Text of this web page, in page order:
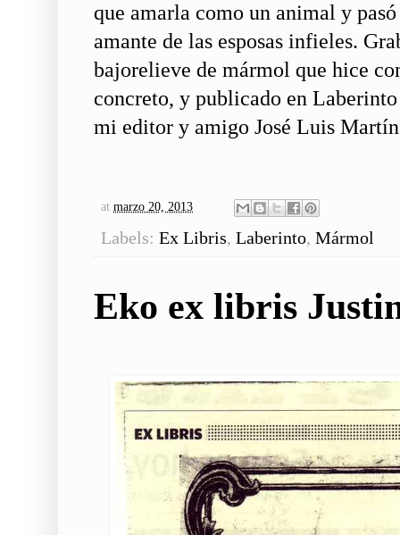
que amarla como un animal y
amante de las esposas infieles.
bajorelieve de mármol que hice
concreto, y publicado en
mi editor y amigo José Luis
at marzo 20, 2013
Labels: Ex Libris, Laberinto, Mármol
Eko ex libris